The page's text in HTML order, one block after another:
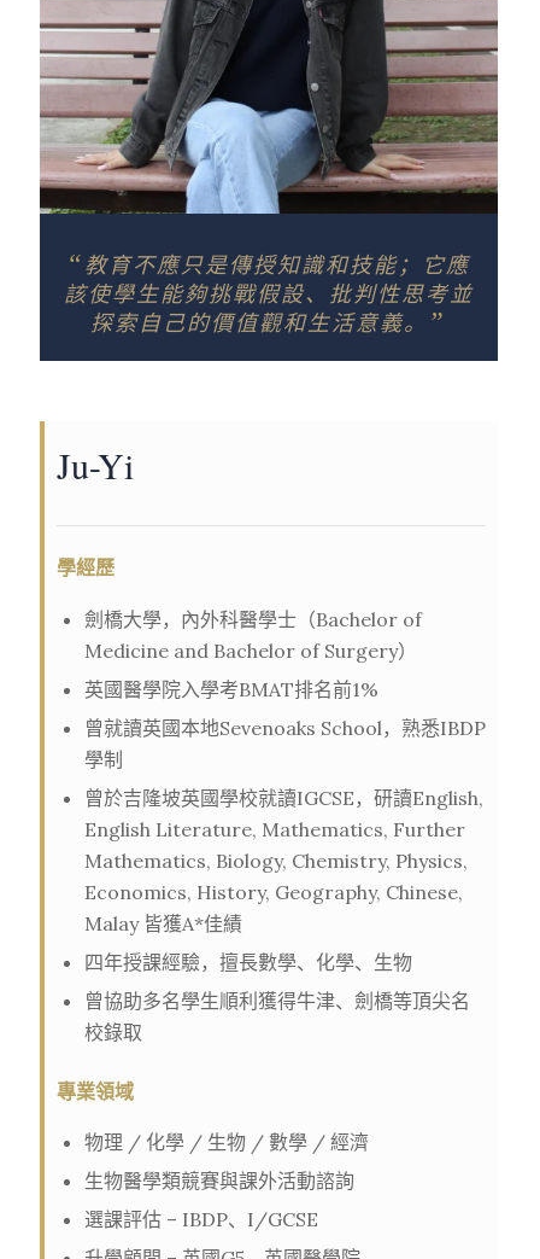
“教育不應只是傳授知識和技能；它應
該使學生能夠挑戰假設、批判性思考並
探索自己的價值觀和生活意義。
”
Ju-Yi
學經歷
劍橋大學，內外科醫學士（Bachelor of
Medicine and Bachelor of Surgery）
英國醫學院入學考BMAT排名前1%
曾就讀英國本地Sevenoaks School，熟悉IBDP
學制
曾於吉隆坡英國學校就讀IGCSE，研讀English,
English Literature, Mathematics, Further
Mathematics, Biology, Chemistry, Physics,
Economics, History, Geography, Chinese,
Malay 皆獲A*佳績
四年授課經驗，擅長數學、化學、生物
曾協助多名學生順利獲得牛津、劍橋等頂尖名
校錄取
專業領域
物理 / 化學 / 生物 / 數學 / 經濟
生物醫學類競賽與課外活動諮詢
選課評估 – IBDP、I/GCSE